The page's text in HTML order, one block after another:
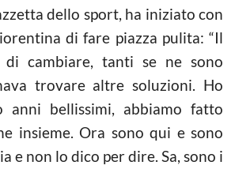
dello sport, ha iniziato con
di fare piazza pulita: “Il
cambiare, tanti se ne sono
trovare altre soluzioni. Ho
anni bellissimi, abbiamo fatto
insieme. Ora sono qui e sono
e non lo dico per dire. Sa, sono i